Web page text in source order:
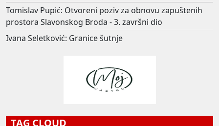
Tomislav Pupić: Otvoreni poziv za obnovu zapuštenih
prostora Slavonskog Broda - 3. završni dio
Ivana Seletković: Granice šutnje
TAG CLOUD